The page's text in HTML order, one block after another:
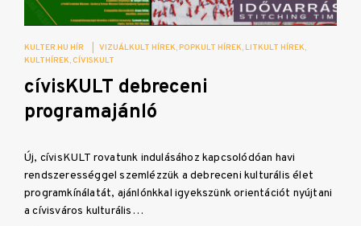
KULTER.HU HÍR VIZUÁLKULT HÍREK POPKULT HÍREK LITKULT HÍREK
KULTHÍREK CÍVISKULT
cívisKULT debreceni
programajánló
Új, cívisKULT rovatunk indulásához kapcsolódóan havi
rendszerességgel szemlézzük a debreceni kulturális élet
programkínálatát, ajánlónkkal igyekszünk orientációt nyújtani
a cívisváros kulturális…